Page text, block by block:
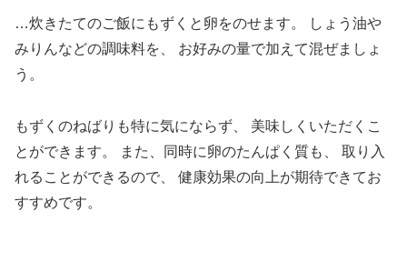
…炊きたてのご飯にもずくと卵をのせます。
しょう油や
みりんなどの調味料を、
お好みの量で加えて混ぜましょ
う。
もずくのねばりも特に気にならず、
美味しくいただくこ
とができます。
また、同時に卵のたんぱく質も、
取り入
れることができるので、
健康効果の向上が期待できてお
すすめです。